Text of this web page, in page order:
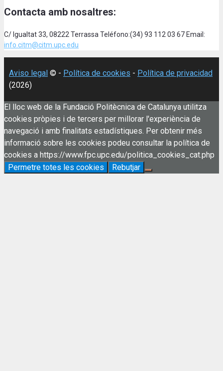
Contacta amb nosaltres:
C/ Igualtat 33, 08222 Terrassa Teléfono:(34) 93 112 03 67 Email:
info.citm@citm.upc.edu
Aviso legal © - Política de cookies - Política de privacidad
(2026)
El lloc web de la Fundació Politècnica de Catalunya utilitza
cookies pròpies i de tercers per millorar l'experiència de
navegació i amb finalitats estadístiques. Per obtenir més
informació sobre les cookies podeu consultar la política de
cookies a https://www.fpc.upc.edu/politica_cookies_cat.php
Permetre totes les cookies
Rebutjar